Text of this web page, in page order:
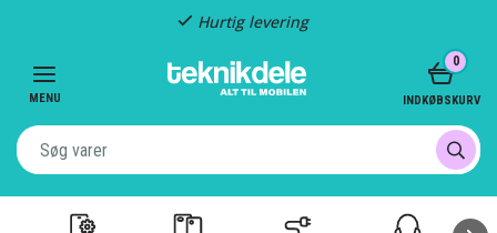
Hurtig levering
MENU
0
INDKØBSKURV